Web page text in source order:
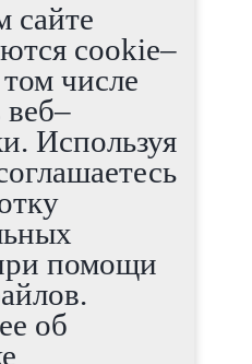
80x5
круглая 80x5
сайте
cookie–
числе
веб–
Используя
помощи
об